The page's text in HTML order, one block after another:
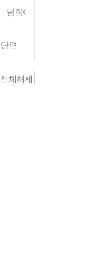
남장여자
단편
전체해제